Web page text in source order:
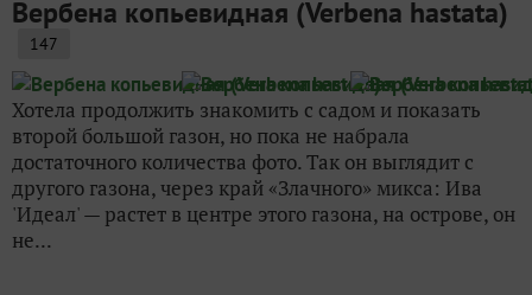
Вербена копьевидная (Verbena hastata)
147
Хотела продолжить знакомить с садом и показать
второй большой газон, но пока не набрала
достаточного количества фото. Так он выглядит с
другого газона, через край «Злачного» микса: Ива
'Идеал' — растет в центре этого газона, на острове, он
не...